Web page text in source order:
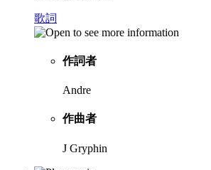
歌詞
作詞者
Andre
作曲者
J Gryphin